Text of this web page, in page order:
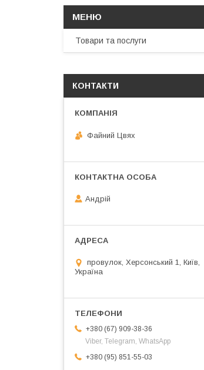
Товари та послуги
КОНТАКТИ
Файний Цвях
Андрій
провулок, Херсонський 1, Київ,
Україна
+380 (67) 909-38-36
Viber, Telegram, WhatsApp
+380 (95) 851-55-03